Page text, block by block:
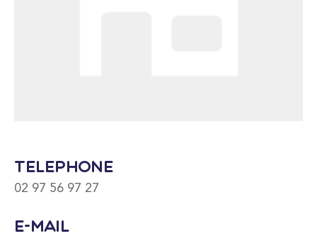
Téléphone
02 97 56 97 27
E-mail